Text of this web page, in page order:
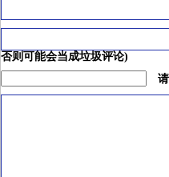
否则可能会当成垃圾评论)